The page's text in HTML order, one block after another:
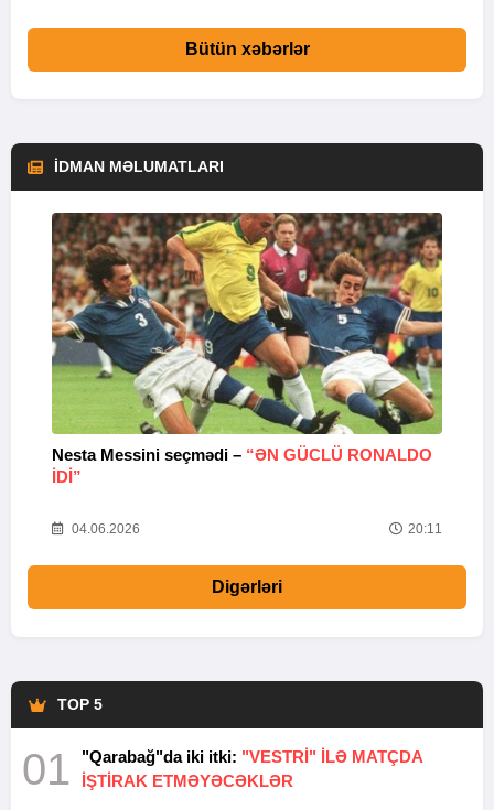
Bütün xəbərlər
İDMAN MƏLUMATLARI
Nesta Messini seçmədi – “ƏN GÜCLÜ RONALDO
IDI”
04.06.2026 20:11
Digərləri
TOP 5
01 "Qarabağ"da iki itki: "VESTRİ" İLƏ MATÇDA
İŞTİRAK ETMƏYƏCƏKLƏR